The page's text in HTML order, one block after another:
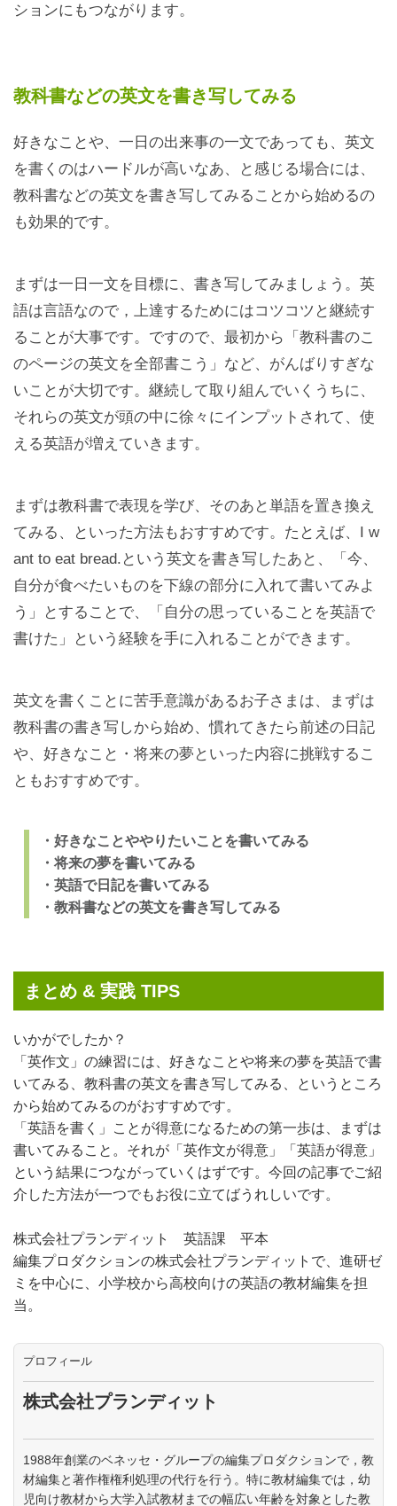
ションにもつながります。
教科書などの英文を書き写してみる
好きなことや、一日の出来事の一文であっても、英文
を書くのはハードルが高いなあ、と感じる場合には、
教科書などの英文を書き写してみることから始めるの
も効果的です。
まずは一日一文を目標に、書き写してみましょう。英
語は言語なので，上達するためにはコツコツと継続す
ることが大事です。ですので、最初から「教科書のこ
のページの英文を全部書こう」など、がんばりすぎな
いことが大切です。継続して取り組んでいくうちに、
それらの英文が頭の中に徐々にインプットされて、使
える英語が増えていきます。
まずは教科書で表現を学び、そのあと単語を置き換え
てみる、といった方法もおすすめです。たとえば、I w
ant to eat bread.という英文を書き写したあと、「今、
自分が食べたいものを下線の部分に入れて書いてみよ
う」とすることで、「自分の思っていることを英語で
書けた」という経験を手に入れることができます。
英文を書くことに苦手意識があるお子さまは、まずは
教科書の書き写しから始め、慣れてきたら前述の日記
や、好きなこと・将来の夢といった内容に挑戦するこ
ともおすすめです。
・好きなことややりたいことを書いてみる
・将来の夢を書いてみる
・英語で日記を書いてみる
・教科書などの英文を書き写してみる
まとめ & 実践 TIPS
いかがでしたか？
「英作文」の練習には、好きなことや将来の夢を英語で書
いてみる、教科書の英文を書き写してみる、というところ
から始めてみるのがおすすめです。
「英語を書く」ことが得意になるための第一歩は、まずは
書いてみること。それが「英作文が得意」「英語が得意」
という結果につながっていくはずです。今回の記事でご紹
介した方法が一つでもお役に立てばうれしいです。
株式会社プランディット 英語課 平本
編集プロダクションの株式会社プランディットで、進研ゼ
ミを中心に、小学校から高校向けの英語の教材編集を担
当。
プロフィール
株式会社プランディット
1988年創業のベネッセ・グループの編集プロダクションで，教
材編集と著作権権利処理の代行を行う。特に教材編集では，幼
児向け教材から大学入試教材までの幅広い年齢を対象とした教